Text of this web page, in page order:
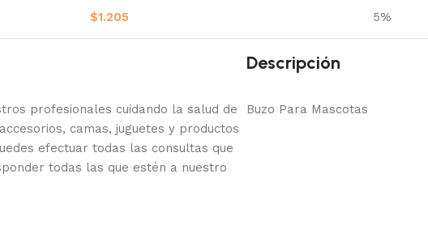
$1.205 5%
profesionales cuidando la salud de
camas, juguetes y productos
efectuar todas las consultas que
todas las que estén a nuestro
Descripción
Buzo Para Mascotas